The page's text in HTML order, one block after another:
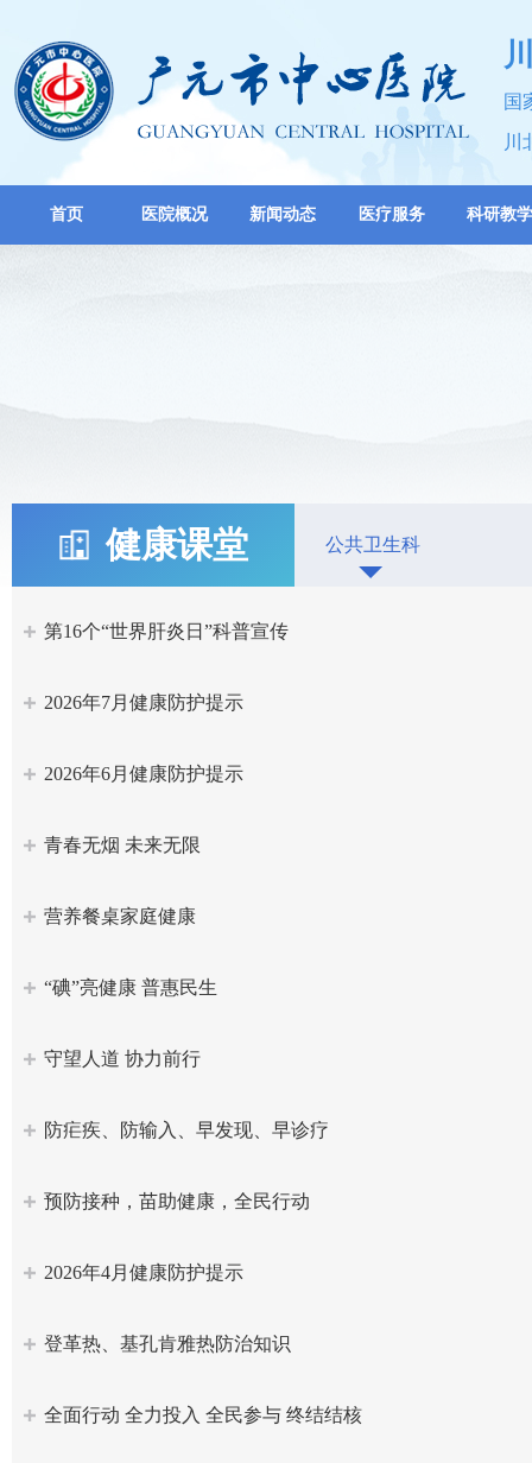
国
川
首页 医院概况 新闻动态 医疗服务 科研教学
健康课堂 公共卫生科
第16个“世界肝炎日”科普宣传
2026年7月健康防护提示
2026年6月健康防护提示
青春无烟 未来无限
营养餐桌家庭健康
“碘”亮健康 普惠民生
守望人道 协力前行
防疟疾、防输入、早发现、早诊疗
预防接种，苗助健康，全民行动
2026年4月健康防护提示
登革热、基孔肯雅热防治知识
全面行动 全力投入 全民参与 终结结核